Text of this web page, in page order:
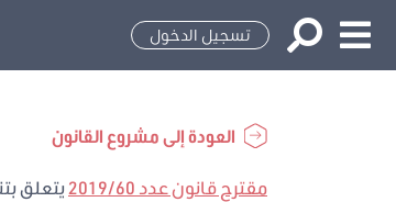
تسجيل الدخول
العودة إلى مشروع القانون
مقترح قانون عدد 2019/60 يتعلق بتنقيح الفصل 47 من القانون الأساسي